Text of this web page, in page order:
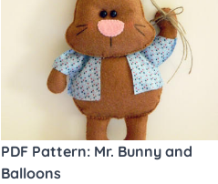
PDF Pattern: Mr. Bunny and
Balloons